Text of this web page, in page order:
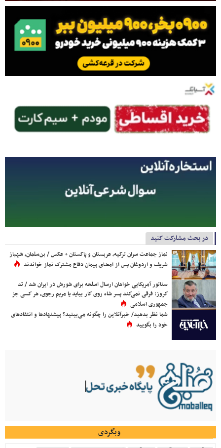
در بحث مشارکت کنید
نماز جماعت سران ترکیه، عربستان و پاکستان + عکس / بن‌سلمان، شهباز
شریف و اردوغان پس از امضای پیمان دفاع مشترک نماز خواندند
سناتور آمریکایی خواهان ارسال اسلحه برای شورش در ایران شد / تد
کروز: فرقی نمی‌کند پسر شاه روی کار بیاید یا مریم رجوی، هر کسی جز
جمهوری اسلامی
شما نظر بدهید/ خبرآنلاین را چگونه می‌بینید؟ پیشنهادها و انتقادهای
خود را بگویید
وبگردی